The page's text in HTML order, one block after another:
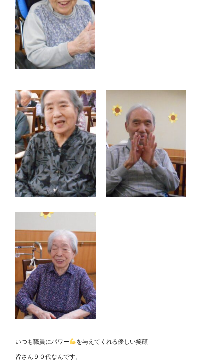
いつも職員にパワー を与えてくれる優しい笑顔
皆さん９０代なんです。